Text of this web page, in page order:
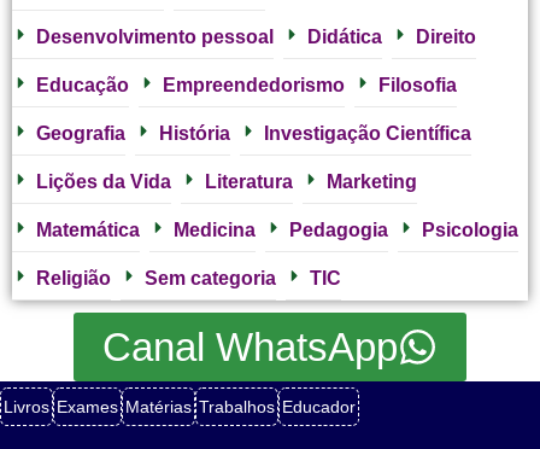
Desenvolvimento pessoal Didática Direito
Educação Empreendedorismo Filosofia
Geografia História Investigação Científica
Lições da Vida Literatura Marketing
Matemática Medicina Pedagogia Psicologia
Religião Sem categoria TIC
Canal WhatsApp
Livros Exames Matérias Trabalhos Educador